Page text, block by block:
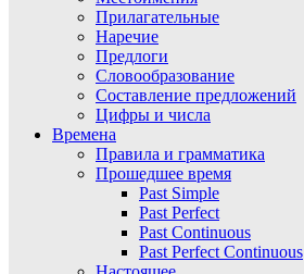
Прилагательные
Наречие
Предлоги
Словообразование
Составление предложений
Цифры и числа
Времена
Правила и грамматика
Прошедшее время
Past Simple
Past Perfect
Past Continuous
Past Perfect Continuous